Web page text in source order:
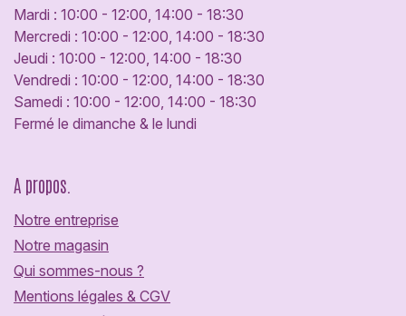
Mardi : 10:00 - 12:00, 14:00 - 18:30
Mercredi : 10:00 - 12:00, 14:00 - 18:30
Jeudi : 10:00 - 12:00, 14:00 - 18:30
Vendredi : 10:00 - 12:00, 14:00 - 18:30
Samedi : 10:00 - 12:00, 14:00 - 18:30
Fermé le dimanche & le lundi
A propos.
Notre entreprise
Notre magasin
Qui sommes-nous ?
Mentions légales & CGV